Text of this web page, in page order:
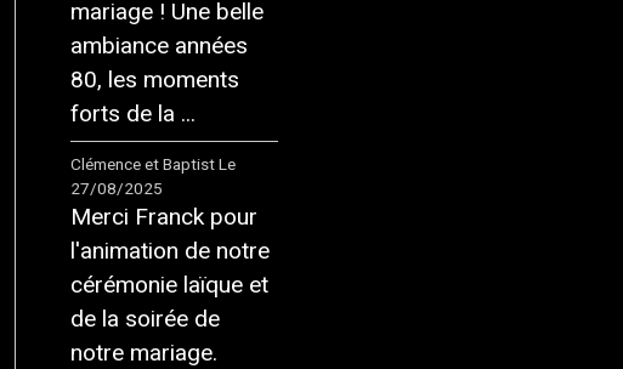
mariage ! Une belle
ambiance années
80, les moments
forts de la ...
Clémence et Baptist Le
27/08/2025
Merci Franck pour
l'animation de notre
cérémonie laïque et
de la soirée de
notre mariage.